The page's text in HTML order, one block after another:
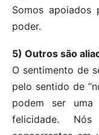
Somos
poder.
5) Outros são
O sentimento de
pelo sentido de
podem ser uma
felicidade.